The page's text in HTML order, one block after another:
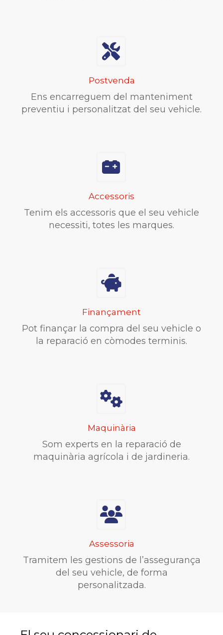
Postvenda
Ens encarreguem del manteniment
preventiu i personalitzat del seu vehicle.
Accessoris
Tenim els accessoris que el seu vehicle
necessiti, totes les marques.
Finançament
Pot finançar la compra del seu vehicle o
la reparació en còmodes terminis.
Maquinària
Som experts en la reparació de
maquinària agrícola i de jardineria.
Assessoria
Tramitem les gestions de l’assegurança
del seu vehicle, de forma
personalitzada.